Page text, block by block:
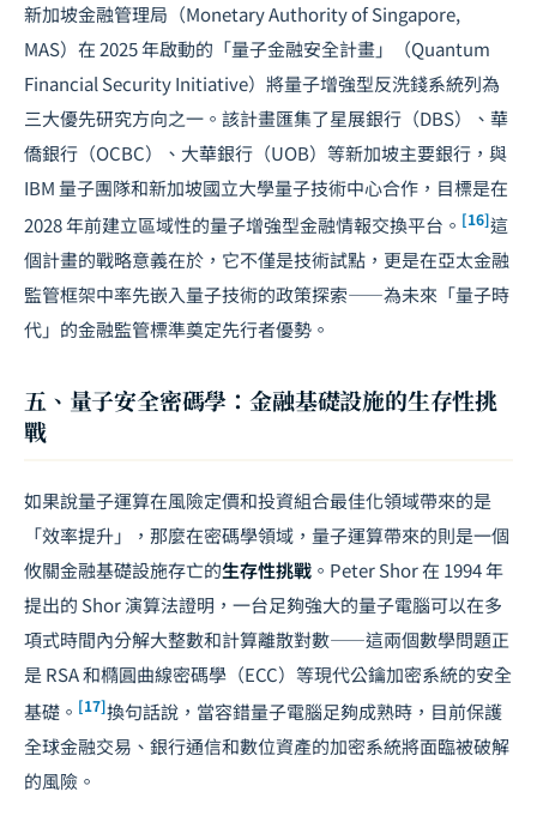
新加坡金融管理局（Monetary Authority of Singapore,
MAS）在 2025 年啟動的「量子金融安全計畫」（Quantum
Financial Security Initiative）將量子增強型反洗錢系統列為
三大優先研究方向之一。該計畫匯集了星展銀行（DBS）、華
僑銀行（OCBC）、大華銀行（UOB）等新加坡主要銀行，與
IBM 量子團隊和新加坡國立大學量子技術中心合作，目標是在
2028 年前建立區域性的量子增強型金融情報交換平台。 [16]這
個計畫的戰略意義在於，它不僅是技術試點，更是在亞太金融
監管框架中率先嵌入量子技術的政策探索——為未來「量子時
代」的金融監管標準奠定先行者優勢。
五、量子安全密碼學：金融基礎設施的生存性挑
戰
如果說量子運算在風險定價和投資組合最佳化領域帶來的是
「效率提升」，那麼在密碼學領域，量子運算帶來的則是一個
攸關金融基礎設施存亡的生存性挑戰 。Peter Shor 在 1994 年
提出的 Shor 演算法證明，一台足夠強大的量子電腦可以在多
項式時間內分解大整數和計算離散對數——這兩個數學問題正
是 RSA 和橢圓曲線密碼學（ECC）等現代公鑰加密系統的安全
基礎。 [17]換句話說，當容錯量子電腦足夠成熟時，目前保護
全球金融交易、銀行通信和數位資產的加密系統將面臨被破解
的風險。